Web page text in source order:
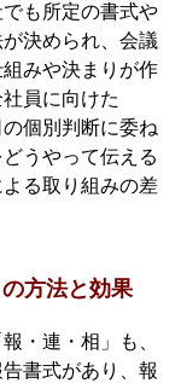
も所定の書式や
決められ、会議
みや決まりが作
員に向けた
個別判断に委ね
うやって伝える
る取り組みの差
方法と効果
・連・相」も、
書式があり、報